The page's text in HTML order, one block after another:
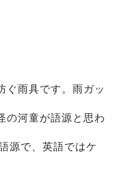
ぐ雨具です。雨ガッ
の河童が語源と思わ
源で、英語ではケ